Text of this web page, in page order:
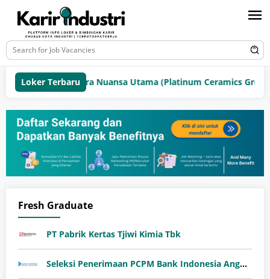
Loker Terbaru
PT Mitra Nuansa Utama (Platinum Ceramics Group)
Fresh Graduate
PT Pabrik Kertas Tjiwi Kimia Tbk
Seleksi Penerimaan PCPM Bank Indonesia Angkatan 41